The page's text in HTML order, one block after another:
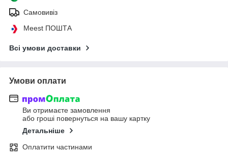
Самовивіз
Meest ПОШТА
Всі умови доставки
Умови оплати
Ви отримаєте замовлення
або гроші повернуться на вашу картку
Детальніше
Оплатити частинами